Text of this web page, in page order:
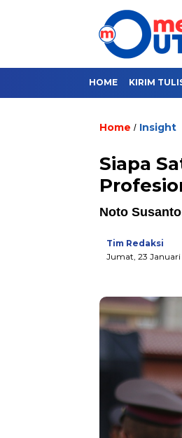
HOME KIRIM
Home / Insight
Siapa
Noto
Tim Redaksi
Jumat, 23